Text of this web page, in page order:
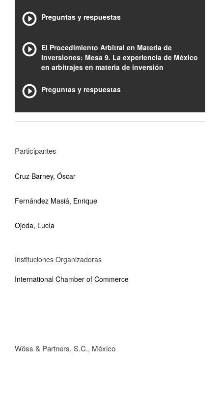
Preguntas y respuestas
El Procedimiento Arbitral en Materia de
Inversiones: Mesa 9. La experiencia de México
en arbitrajes en materia de inversión
Preguntas y respuestas
Participantes
Cruz Barney, Óscar
Fernández Masiá, Enrique
Ojeda, Lucía
Instituciones Organizadoras
International Chamber of Commerce
Wöss & Partners, S.C., México